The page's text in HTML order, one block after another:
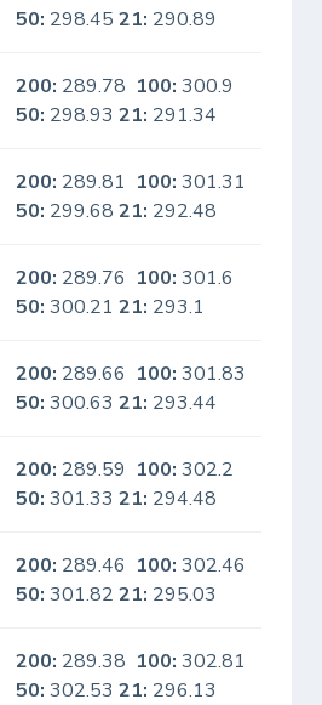
50: 298.4521: 290.89
200: 289.78 100: 300.9
50: 298.9321: 291.34
200: 289.81 100: 301.31
50: 299.6821: 292.48
200: 289.76 100: 301.6
50: 300.2121: 293.1
200: 289.66 100: 301.83
50: 300.6321: 293.44
200: 289.59 100: 302.2
50: 301.3321: 294.48
200: 289.46 100: 302.46
50: 301.8221: 295.03
200: 289.38 100: 302.81
50: 302.5321: 296.13